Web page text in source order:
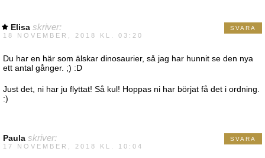
Elisa skriver:
18 NOVEMBER, 2018 KL. 03:20
Du har en här som älskar dinosaurier, så jag har hunnit se den nya
ett antal gånger. ;) :D
Just det, ni har ju flyttat! Så kul! Hoppas ni har börjat få det i ordning.
:)
SVARA
Paula skriver:
17 NOVEMBER, 2018 KL. 10:04
SVARA